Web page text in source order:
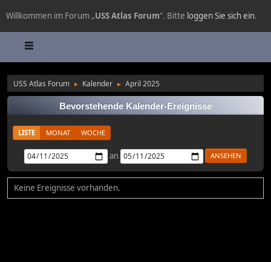
Willkommen im Forum „USS Atlas Forum“. Bitte loggen Sie sich ein.
USS Atlas Forum ► Kalender ► April 2025
Bevorstehende Kalender-Ereignisse
LISTE MONAT WOCHE
an
Keine Ereignisse vorhanden.